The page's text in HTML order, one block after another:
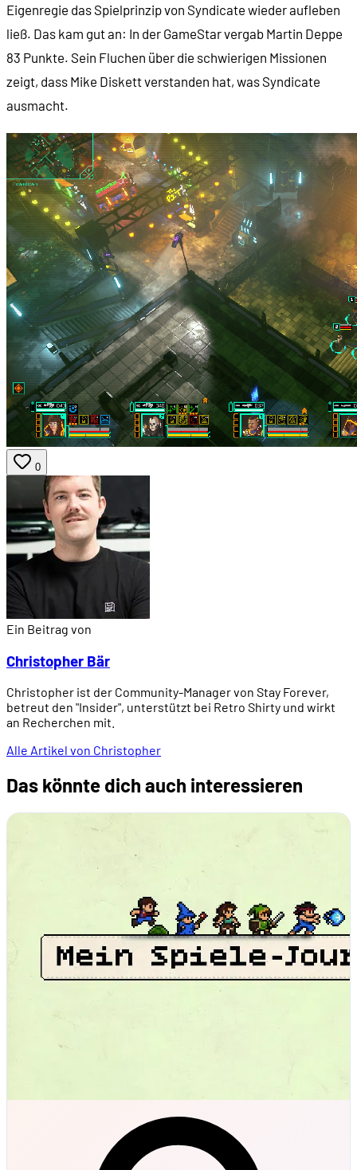
Eigenregie das Spielprinzip von Syndicate wieder aufleben
ließ. Das kam gut an: In der GameStar vergab Martin Deppe
83 Punkte. Sein Fluchen über die schwierigen Missionen
zeigt, dass Mike Diskett verstanden hat, was Syndicate
ausmacht.
0
Ein Beitrag von
Christopher Bär
Christopher ist der Community-Manager von Stay Forever,
betreut den "Insider", unterstützt bei Retro Shirty und wirkt
an Recherchen mit.
Alle Artikel von Christopher
Das könnte dich auch interessieren